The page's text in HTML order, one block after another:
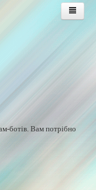
ботів. Вам потрібно